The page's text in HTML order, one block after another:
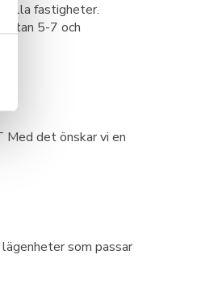
alla fastigheter.
5-7 och
Med det önskar vi en
som passar